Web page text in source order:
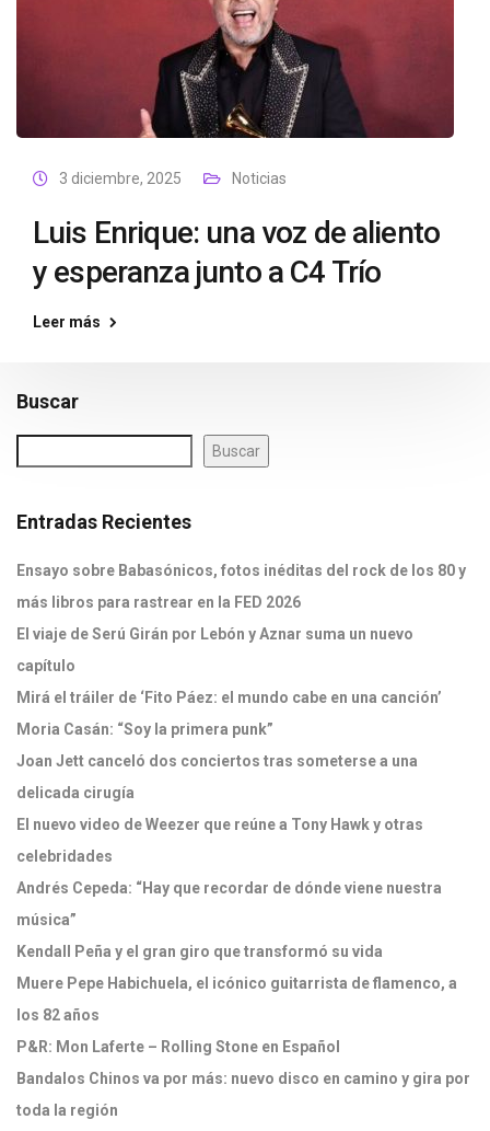
3 diciembre, 2025 Noticias
Luis Enrique: una voz de aliento
y esperanza junto a C4 Trío
Leer más
Buscar
Buscar
Entradas Recientes
Ensayo sobre Babasónicos, fotos inéditas del rock de los 80 y
más libros para rastrear en la FED 2026
El viaje de Serú Girán por Lebón y Aznar suma un nuevo
capítulo
Mirá el tráiler de ‘Fito Páez: el mundo cabe en una canción’
Moria Casán: “Soy la primera punk”
Joan Jett canceló dos conciertos tras someterse a una
delicada cirugía
El nuevo video de Weezer que reúne a Tony Hawk y otras
celebridades
Andrés Cepeda: “Hay que recordar de dónde viene nuestra
música”
Kendall Peña y el gran giro que transformó su vida
Muere Pepe Habichuela, el icónico guitarrista de flamenco, a
los 82 años
P&R: Mon Laferte – Rolling Stone en Español
Bandalos Chinos va por más: nuevo disco en camino y gira por
toda la región